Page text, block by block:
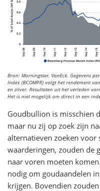
Bron: Morningstar, VanEck. Gegevens
Index (BCOMPR) volgt het rendement
en zilver. Resultaten uit het verleden
Het is niet mogelijk om direct in een
Goudbullion is misschien
maar nu zij op zoek zijn
alternatieven zoeken voor
waarderingen, zouden de
naar voren moeten
nodig om goudaandelen
krijgen. Bovendien